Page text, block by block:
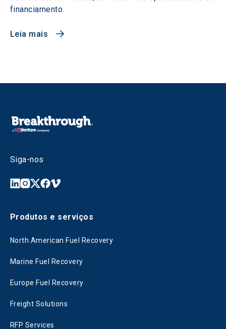
financiamento.
Leia mais
Siga-nos
Produtos e serviços
North American Fuel Recovery
Marine Fuel Recovery
Europe Fuel Recovery
Freight Solutions
RFP Services